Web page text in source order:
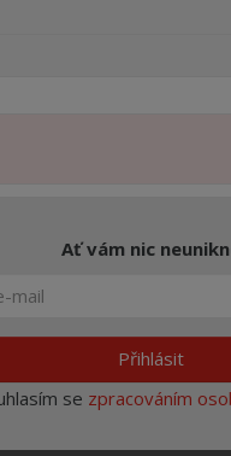
Ať vám nic
Přihlásit
se zpracováním